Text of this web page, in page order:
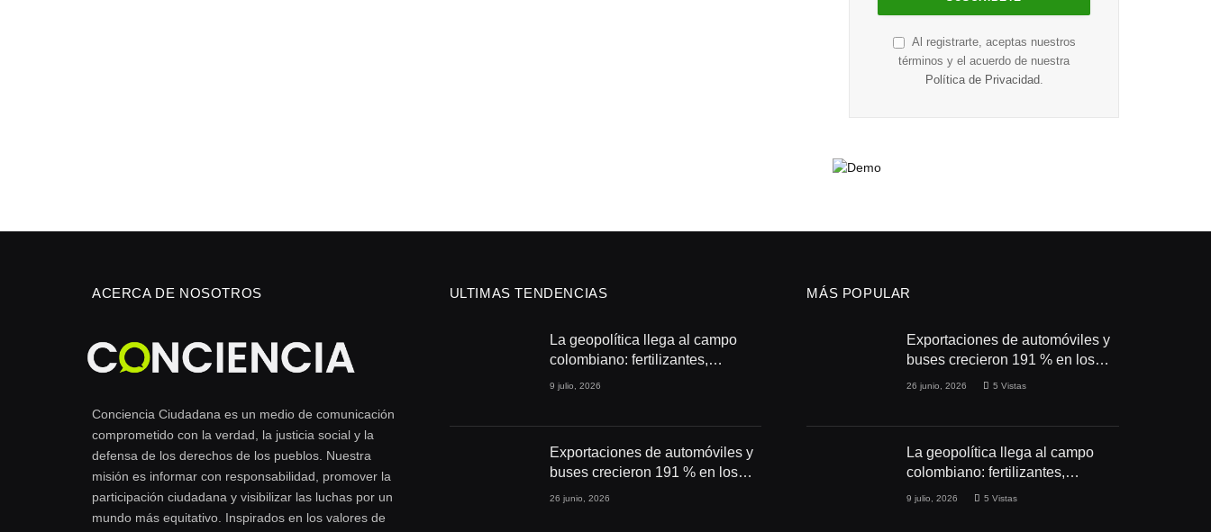
Al registrarte, aceptas nuestros
términos y el acuerdo de nuestra
Política de Privacidad
ACERCA DE NOSOTROS
Conciencia Ciudadana es un medio de comunicación
comprometido con la verdad, la justicia social y la
defensa de los derechos de los pueblos. Nuestra
misión es informar con responsabilidad, promover la
participación ciudadana y visibilizar las luchas por un
mundo más equitativo. Inspirados en los valores de
ULTIMAS TENDENCIAS
La geopolítica llega al campo
colombiano: fertilizantes,
conflictos y seguridad
9 julio, 2026
Exportaciones de automóviles y
buses crecieron 191 % en los
primeros cuatro meses de 2026
26 junio, 2026
MÁS POPULAR
Exportaciones de automóviles y
buses crecieron 191 % en los
primeros cuatro meses de 2026
26 junio, 2026 5Vistas
La geopolítica llega al campo
colombiano: fertilizantes,
conflictos y seguridad
9 julio, 2026 5Vistas